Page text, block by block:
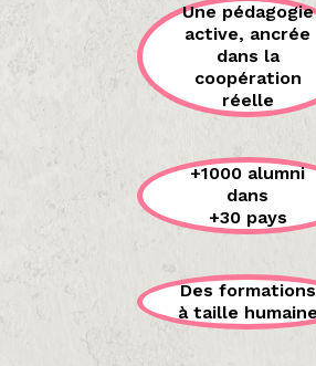
Une pédagogie
active, ancrée
dans la
coopération
réelle
+1000 alumni
dans
+30 pays
Des formations
à taille humaine